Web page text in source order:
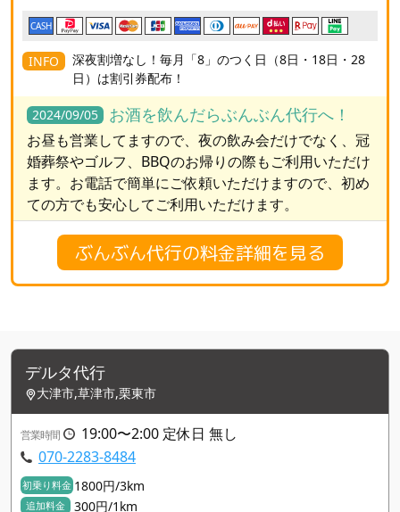
CASH
INFO
深夜割増なし！毎月「8」のつく日（8日・18日・28
日）は割引券配布！
2024/09/05 お酒を飲んだらぶんぶん代行へ！
お昼も営業してますので、夜の飲み会だけでなく、冠
婚葬祭やゴルフ、BBQのお帰りの際もご利用いただけ
ます。お電話で簡単にご依頼いただけますので、初め
ての方でも安心してご利用いただけます。
ぶんぶん代行の料金詳細を見る
デルタ代行
大津市,草津市,栗東市
営業時間
19:00〜2:00 定休日 無し
070-2283-8484
初乗り料金 1800円/3km
追加料金 300円/1km